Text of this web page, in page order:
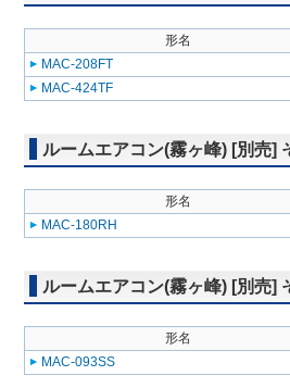
形名
MAC-208FT
MAC-424TF
ルームエアコン(霧ヶ峰) [別売]
形名
MAC-180RH
ルームエアコン(霧ヶ峰) [別売]
形名
MAC-093SS